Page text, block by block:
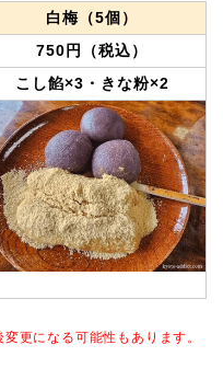
白梅（5個）
750円（税込）
こし餡×3・きな粉×2
更になる可能性もあります。